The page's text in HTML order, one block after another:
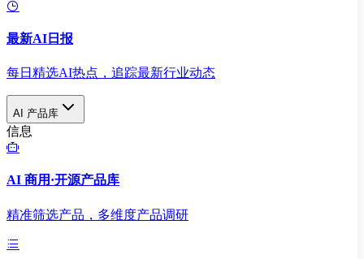
最新AI日报
每日精选AI热点，追踪最新行业动态
AI 产品库
信息
AI 商用·开源产品库
精准筛选产品，多维度产品调研